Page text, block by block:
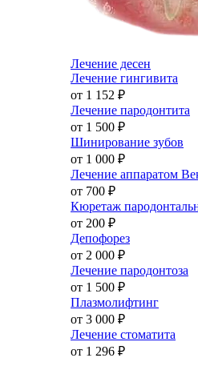
Лечение десен
Лечение гингивита
от 1 152 ₽
Лечение пародонтита
от 1 500 ₽
Шинирование зубов
от 1 000 ₽
Лечение аппаратом
от 700 ₽
Кюретаж
от 200 ₽
Депофорез
от 2 000 ₽
Лечение пародонтоза
от 1 500 ₽
Плазмолифтинг
от 3 000 ₽
Лечение стоматита
от 1 296 ₽